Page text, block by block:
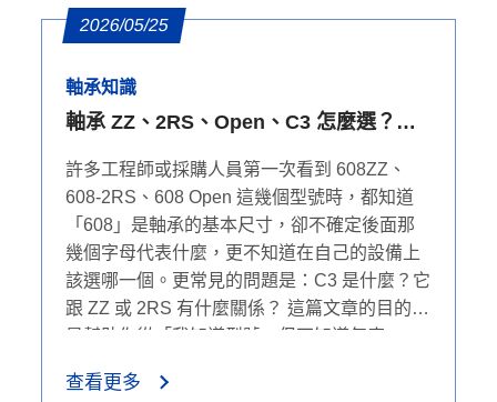
2026/05/25
軸承知識
軸承 ZZ、2RS、Open、C3 怎麼選？密
許多工程師或採購人員第一次看到 608ZZ、
608-2RS、608 Open 這幾個型號時，都知道
「608」是軸承的基本尺寸，卻不確定後面那
幾個字母代表什麼，更不知道在自己的設備上
該選哪一個。更常見的問題是：C3 是什麼？它
跟 ZZ 或 2RS 有什麼關係？ 這篇文章的目的，
是幫助你從「我知道型號，但不知道怎麼
為什麼」。我們會先把 ZZ、2RS、Open、C3
查看更多